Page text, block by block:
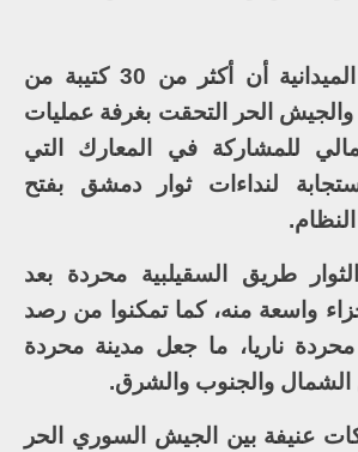
وأكدت المصادر الميدانية أن أكثر من 30 كتيبة من
الحر التحقت بغرفة عمليات
للمشاركة في المعارك التي
استجابة لنداءات ثوار دمشق بفتح
طريق السقيلبية محردة بعد
واسعة منه، كما تمكنوا من رصد
محردة ناريا، ما جعل مدينة محردة
والجنوب والشرق.
عنيفة بين الجيش السوري الحر